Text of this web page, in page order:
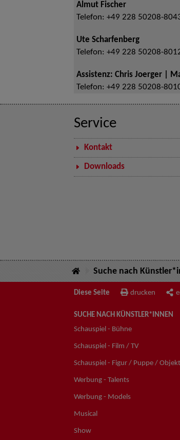
Almut Fischer
Telefon: +49 228 50208-
Ute Scharfenberg
Telefon: +49 228 50208-
Assistenz: Chris Joerger |
Telefon: +49 228 50208-
Service
Kontakt
Downloads
Suche nach
Diese Seite drucken
SUCHE NACH KÜNSTLER*INNEN
Schauspiel - Bühne
Schauspiel - Film / TV
Schauspiel - Figur / Puppe / Objekt
Werbung - Talents
Werbung - Models
Musical
Show